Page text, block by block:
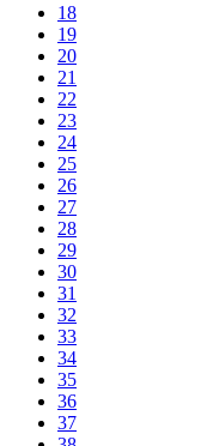
18
19
20
21
22
23
24
25
26
27
28
29
30
31
32
33
34
35
36
37